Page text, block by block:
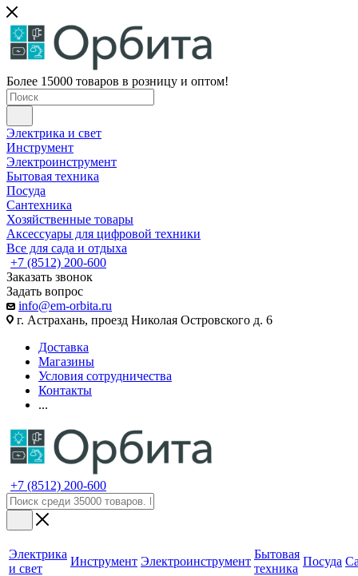
Более 15000 товаров в розницу и оптом!
Электрика и свет
Инструмент
Электроинструмент
Бытовая техника
Посуда
Сантехника
Хозяйственные товары
Аксессуары для цифровой техники
Все для сада и отдыха
+7 (8512) 200-600
Заказать звонок
Задать вопрос
info@em-orbita.ru
г. Астрахань, проезд Николая Островского д. 6
Доставка
Магазины
Условия сотрудничества
Контакты
...
+7 (8512) 200-600
Электрика
и свет
Инструмент Электроинструмент
Бытовая
техника
Посуда